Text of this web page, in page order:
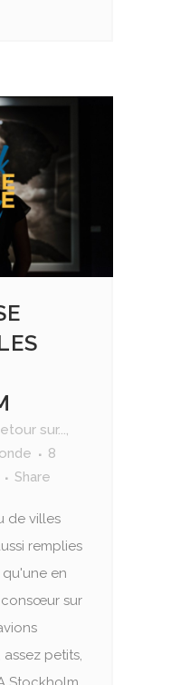
sur...,
8
Share
de villes
remplies
qu'une en
consœur sur
petits,